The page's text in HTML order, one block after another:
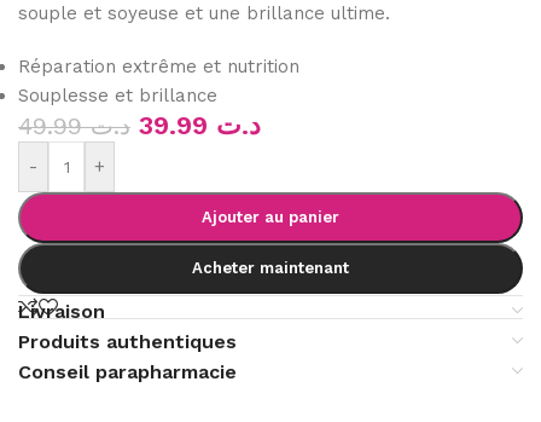
souple et soyeuse et une brillance ultime.
Réparation extrême et nutrition
Souplesse et brillance
د.ت49.99 د.ت
- +
Ajouter au panier
Acheter maintenant
Livraison
Produits authentiques
Conseil parapharmacie